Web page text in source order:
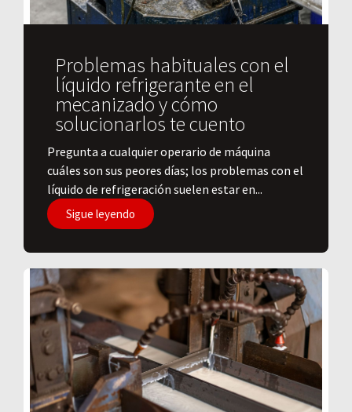
Problemas habituales con el
líquido refrigerante en el
mecanizado y cómo
solucionarlos te cuento
Pregunta a cualquier operario de máquina
cuáles son sus peores días; los problemas con el
líquido de refrigeración suelen estar en...
Sigue leyendo